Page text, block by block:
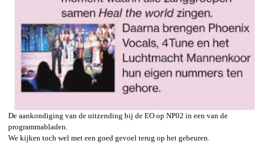
De aankondiging van de uitzending bij de EO op NP02 in een van de
programmabladen.
We kijken toch wel met een goed gevoel terug op het gebeuren.